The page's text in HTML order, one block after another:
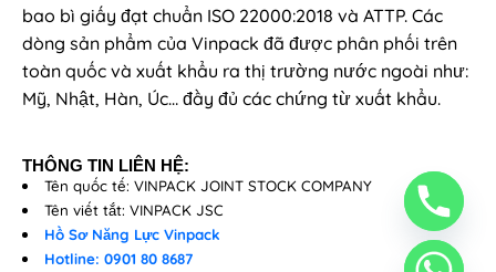
bao bì giấy đạt chuẩn ISO 22000:2018 và ATTP. Các
dòng sản phẩm của Vinpack đã được phân phối trên
toàn quốc và xuất khẩu ra thị trường nước ngoài như:
Mỹ, Nhật, Hàn, Úc… đầy đủ các chứng từ xuất khẩu.
THÔNG TIN LIÊN HỆ:
Tên quốc tế: VINPACK JOINT STOCK COMPANY
Tên viết tắt: VINPACK JSC
Hồ Sơ Năng Lực Vinpack
Hotline: 0901 80 8687